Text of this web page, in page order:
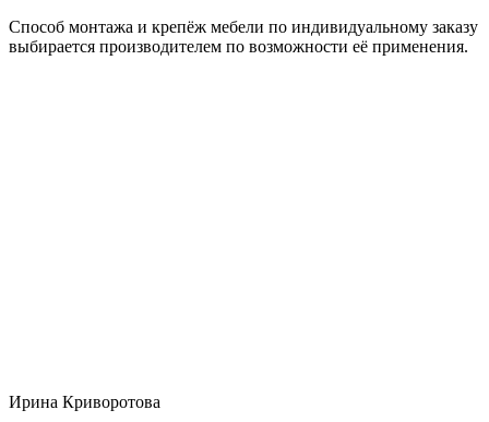
Способ монтажа и крепёж мебели по индивидуальному заказу
выбирается производителем по возможности её применения.
Ирина Криворотова